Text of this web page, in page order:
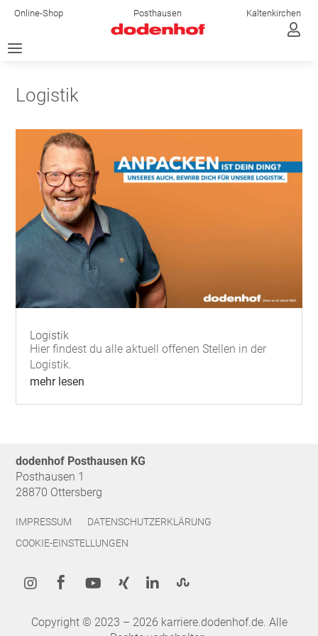
Online-Shop Posthausen Kaltenkirchen
a

Logistik
Logistik
Hier findest du alle aktuell offenen Stellen in der
Logistik.
mehr lesen
dodenhof Posthausen KG
Posthausen 1
28870 Ottersberg
IMPRESSUM
DATENSCHUTZERKLÄRUNG
COOKIE-EINSTELLUNGEN
     
Copyright © 2023 – 2026 karriere.dodenhof.de. Alle